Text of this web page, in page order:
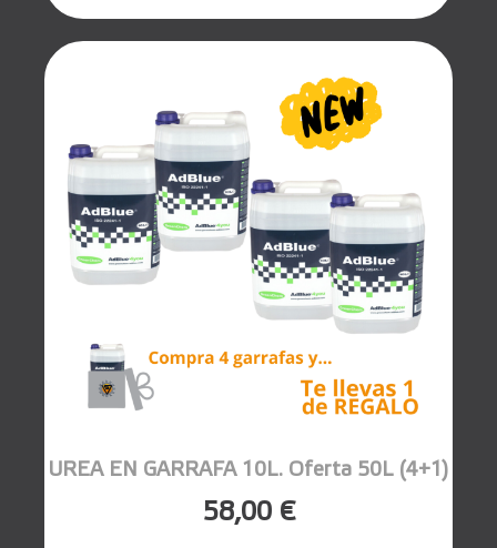
UREA EN GARRAFA 10L. Oferta 50L (4+1)
58,00 €